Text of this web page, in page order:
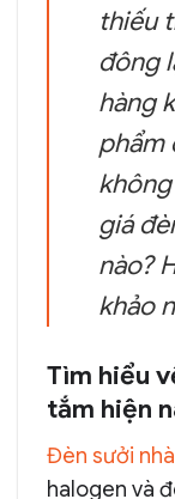
thiếu
đông
hàng
phẩm
giá
nào?
khảo
Tìm hiểu
tắm hiện
Đèn sưởi
halogen và